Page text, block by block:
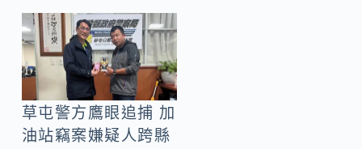
草屯警方鷹眼追捕 加
油站竊案嫌疑人跨縣